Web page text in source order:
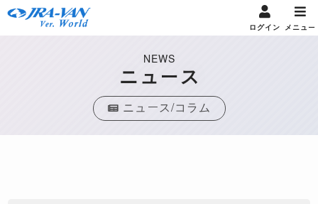
ログイン メニュー
NEWS
ニュース
ニュース/コラム